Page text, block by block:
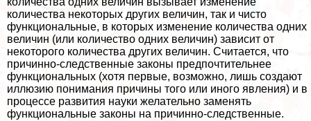
количества некоторых других величин, так и чисто
функциональные, в которых изменение количества одних
величин (или количество одних величин) зависит от
некоторого количества других величин. Считается, что
причинно-следственные законы предпочтительнее
функциональных (хотя первые, возможно, лишь создают
иллюзию понимания причины того или иного явления) и в
процессе развития науки желательно заменять
функциональные законы на причинно-следственные.